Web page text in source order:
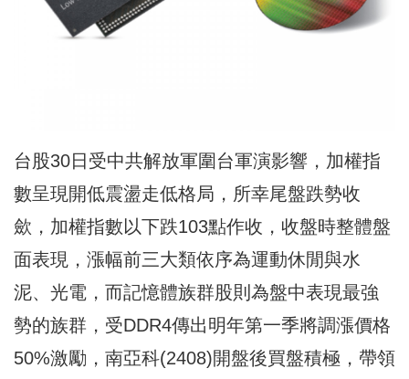
台股30日受中共解放軍圍台軍演影響，加權指
數呈現開低震盪走低格局，所幸尾盤跌勢收
歛，加權指數以下跌103點作收，收盤時整體盤
面表現，漲幅前三大類依序為運動休閒與水
泥、光電，而記憶體族群股則為盤中表現最強
勢的族群，受DDR4傳出明年第一季將調漲價格
50%激勵，南亞科(2408)開盤後買盤積極，帶領